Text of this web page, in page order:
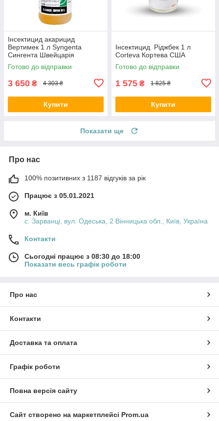
Інсектицид акарицид
Вертимек 1 л Syngenta
Сингента Швейцарія
Готово до відправки
3 650 ₴ 4 303 ₴
Купити
Інсектицид Ріджбек 1 л
Corteva Кортева США
Готово до відправки
1 575 ₴ 1 825 ₴
Купити
Показати ще
Про нас
100% позитивних з 1187 відгуків за рік
Працює з 05.01.2021
м. Київ
с. Зарванці, вул. Одеська, 2 Вінницька обл., Київ, Україна
Контакти
Сьогодні працює з 08:30 до 18:00
Показати весь графік роботи
Про нас
Контакти
Доставка та оплата
Графік роботи
Повна версія сайту
Сайт створено на маркетплейсі Prom.ua